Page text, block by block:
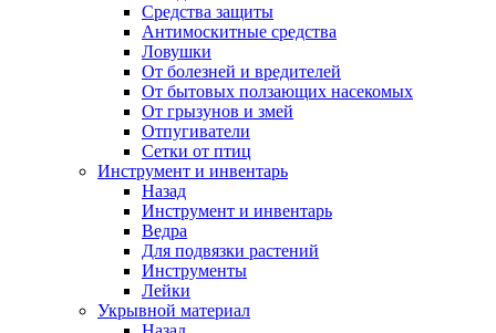
Средства защиты
Антимоскитные средства
Ловушки
От болезней и вредителей
От бытовых ползающих насекомых
От грызунов и змей
Отпугиватели
Сетки от птиц
Инструмент и инвентарь
Назад
Инструмент и инвентарь
Ведра
Для подвязки растений
Инструменты
Лейки
Укрывной материал